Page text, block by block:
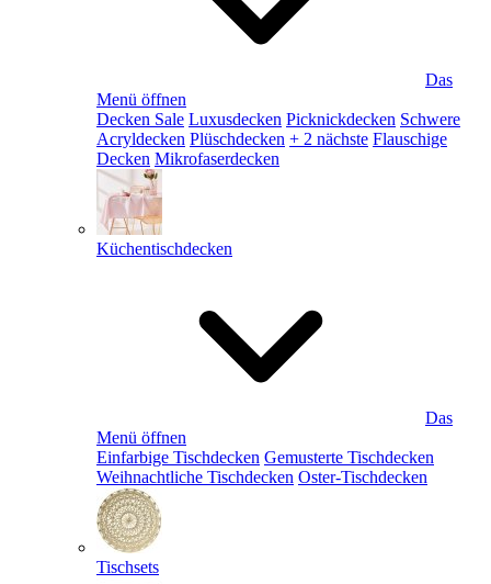
Das
Menü öffnen
Decken Sale Luxusdecken Picknickdecken Schwere
Acryldecken Plüschdecken + 2 nächste Flauschige
Decken Mikrofaserdecken
Küchentischdecken
Das
Menü öffnen
Einfarbige Tischdecken Gemusterte Tischdecken
Weihnachtliche Tischdecken Oster-Tischdecken
Tischsets